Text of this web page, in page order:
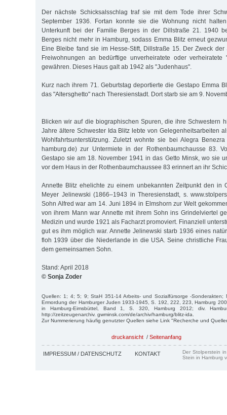
Der nächste Schicksalsschlag traf sie mit dem Tode ihrer
September 1936. Fortan konnte sie die Wohnung nicht
Unterkunft bei der Familie Berges in der Dillstraße 21. 1940
Berges nicht mehr in Hamburg, sodass Emma Blitz erneut
Eine Bleibe fand sie im Hesse-Stift, Dillstraße 15. Der Zweck der
Freiwohnungen an bedürftige unverheiratete oder verheiratete
gewähren. Dieses Haus galt ab 1942 als "Judenhaus".
Kurz nach ihrem 71. Geburtstag deportierte die Gestapo Emma
das "Altersghetto" nach Theresienstadt. Dort starb sie am 9.
Blicken wir auf die biographischen Spuren, die ihre Schwestern
Jahre ältere Schwester Ida Blitz lebte von Gelegenheitsarbeiten
Wohlfahrtsunterstützung. Zuletzt wohnte sie bei Alegra Benezra
hamburg.de) zur Untermiete in der Rothenbaumchausse 83.
Gestapo sie am 18. November 1941 in das Getto Minsk, wo sie
vor dem Haus in der Rothenbaumchaussee 83 erinnert an ihr
Annette Blitz ehelichte zu einem unbekannten Zeitpunkt den in
Meyer Jelinewski (1866–1943 in Theresienstadt, s.
Sohn Alfred war am 14. Juni 1894 in Elmshorn zur Welt
von ihrem Mann war Annette mit ihrem Sohn ins Grindelviertel
Medizin und wurde 1921 als Facharzt promoviert. Finanziell
gut es ihm möglich war. Annette Jelinewski starb 1936 eines
floh 1939 über die Niederlande in die USA. Seine christliche
dem gemeinsamen Sohn.
Stand: April 2018
© Sonja Zoder
Quellen: 1; 4; 5; 9; StaH 351-14 Arbeits- und Sozialfürsorge -Sonderakten;
Ermordung der Hamburger Juden 1933-1945, S. 192, 222, 223, Hamburg
in Hamburg-Eimsbüttel, Band 1, S. 320, Hamburg 2012; div.
http://zeitzeugenarchiv. gwminsk.com/de/archiv/hamburg/blitz-ida.
Zur Nummerierung häufig genutzter Quellen siehe Link "Recherche und
druckansicht / Seitenanfang
IMPRESSUM / DATENSCHUTZ KONTAKT
Der Stolperstein
Stein in Hamburg